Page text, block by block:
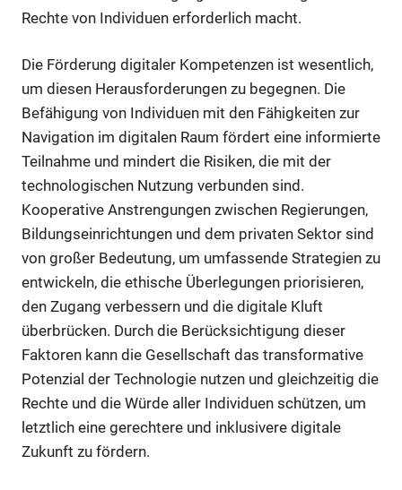
Rechte von Individuen erforderlich macht.
Die Förderung digitaler Kompetenzen ist wesentlich,
um diesen Herausforderungen zu begegnen. Die
Befähigung von Individuen mit den Fähigkeiten zur
Navigation im digitalen Raum fördert eine informierte
Teilnahme und mindert die Risiken, die mit der
technologischen Nutzung verbunden sind.
Kooperative Anstrengungen zwischen Regierungen,
Bildungseinrichtungen und dem privaten Sektor sind
von großer Bedeutung, um umfassende Strategien zu
entwickeln, die ethische Überlegungen priorisieren,
den Zugang verbessern und die digitale Kluft
überbrücken. Durch die Berücksichtigung dieser
Faktoren kann die Gesellschaft das transformative
Potenzial der Technologie nutzen und gleichzeitig die
Rechte und die Würde aller Individuen schützen, um
letztlich eine gerechtere und inklusivere digitale
Zukunft zu fördern.